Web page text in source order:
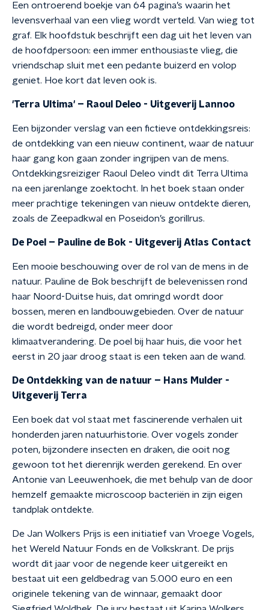
Een ontroerend boekje van 64 pagina’s waarin het
levensverhaal van een vlieg wordt verteld. Van wieg tot
graf. Elk hoofdstuk beschrijft een dag uit het leven van
de hoofdpersoon: een immer enthousiaste vlieg, die
vriendschap sluit met een pedante buizerd en volop
geniet. Hoe kort dat leven ook is.
'Terra Ultima' – Raoul Deleo - Uitgeverij Lannoo
Een bijzonder verslag van een fictieve ontdekkingsreis:
de ontdekking van een nieuw continent, waar de natuur
haar gang kon gaan zonder ingrijpen van de mens.
Ontdekkingsreiziger Raoul Deleo vindt dit Terra Ultima
na een jarenlange zoektocht. In het boek staan onder
meer prachtige tekeningen van nieuw ontdekte dieren,
zoals de Zeepadkwal en Poseidon’s gorillrus.
De Poel – Pauline de Bok - Uitgeverij Atlas Contact
Een mooie beschouwing over de rol van de mens in de
natuur. Pauline de Bok beschrijft de belevenissen rond
haar Noord-Duitse huis, dat omringd wordt door
bossen, meren en landbouwgebieden. Over de natuur
die wordt bedreigd, onder meer door
klimaatverandering. De poel bij haar huis, die voor het
eerst in 20 jaar droog staat is een teken aan de wand.
De Ontdekking van de natuur – Hans Mulder -
Uitgeverij Terra
Een boek dat vol staat met fascinerende verhalen uit
honderden jaren natuurhistorie. Over vogels zonder
poten, bijzondere insecten en draken, die ooit nog
gewoon tot het dierenrijk werden gerekend. En over
Antonie van Leeuwenhoek, die met behulp van de door
hemzelf gemaakte microscoop bacteriën in zijn eigen
tandplak ontdekte.
De Jan Wolkers Prijs is een initiatief van Vroege Vogels,
het Wereld Natuur Fonds en de Volkskrant. De prijs
wordt dit jaar voor de negende keer uitgereikt en
bestaat uit een geldbedrag van 5.000 euro en een
originele tekening van de winnaar, gemaakt door